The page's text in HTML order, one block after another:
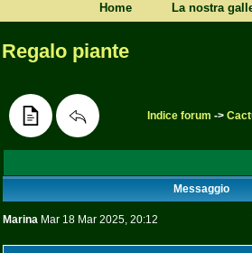
Home La nostra
Regalo piante
Indice forum ->
Messaggio
Marina Mar 18 Mar 2025, 20:12